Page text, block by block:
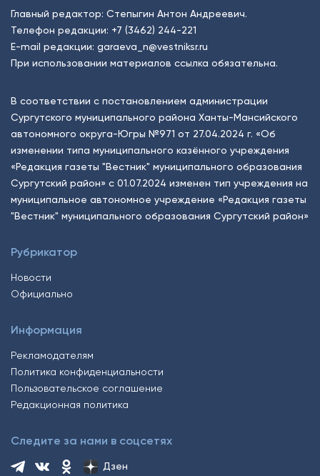
Главный редактор: Степыгин Антон Андреевич.
Телефон редакции: +7 (3462) 244-221
E-mail редакции: garaeva_n@vestniksr.ru
При использовании материалов ссылка обязательна.
В соответствии с постановлением администрации
Сургутского муниципального района Ханты-Мансийского
автономного округа-Югры №971 от 27.04.2024 г. «Об
изменении типа муниципального казённого учреждения
«Редакция газеты "Вестник" муниципального образования
Сургутский район» с 01.07.2024 изменен тип учреждения на
муниципальное автономное учреждение «Редакция газеты
"Вестник" муниципального образования Сургутский район»
Рубрикатор
Новости
Официально
Информация
Рекламодателям
Политика конфиденциальности
Пользовательское соглашение
Редакционная политика
Следите за нами в соцсетях
Дзен